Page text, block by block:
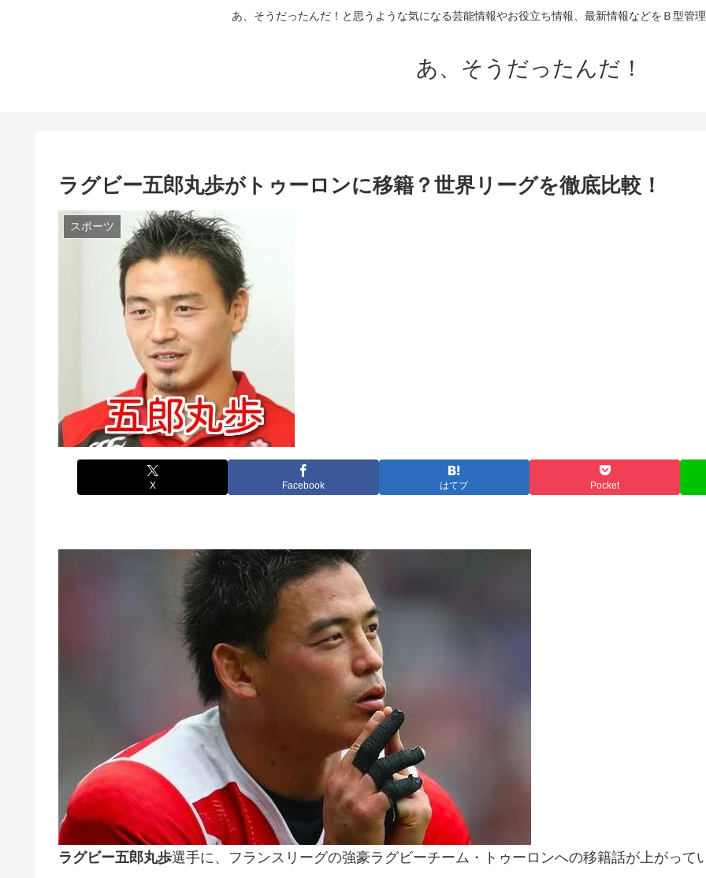
あ、そうだったんだ！と思うような気になる芸能情報やお役立ち情報、最新情報などをＢ型管
あ、そうだったんだ！
ラグビー五郎丸歩がトゥーロンに移籍？世界リーグを徹底比較！
スポーツ
X Facebook はてブ Pocket
ラグビー五郎丸歩選手に、フランスリーグの強豪ラグビーチーム・トゥーロンへの移籍話が上がって